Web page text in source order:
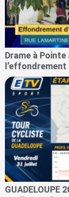
Drame à
l’effondrement
GUADELOUPE